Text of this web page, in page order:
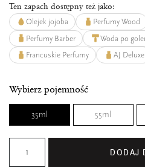
Ten zapach dostępny też jako:
Olejek jojoba Perfumy Wood
Perfumy Barber
Woda po
Francuskie Perfumy
AJ Deluxe
Wybierz pojemność
35ml 55ml
DODAJ